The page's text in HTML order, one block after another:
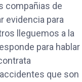
compañias de
evidencia para
lleguemos a la
para hablar
que son